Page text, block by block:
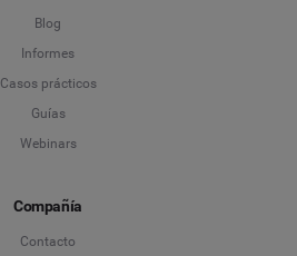
Blog
Informes
Casos prácticos
Guías
Webinars
Compañía
Contacto